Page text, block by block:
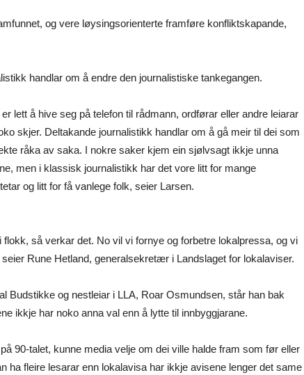
og vere løysingsorienterte framføre konfliktskapande,
handlar om å endre den journalistiske tankegangen.
lett å hive seg på telefon til rådmann, ordførar eller andre leiarar
skjer. Deltakande journalistikk handlar om å gå meir til dei som
råka av saka. I nokre saker kjem ein sjølvsagt ikkje unna
men i klassisk journalistikk har det vore litt for mange
og litt for få vanlege folk, seier Larsen.
så verkar det. No vil vi fornye og forbetre lokalpressa, og vi
Rune Hetland, generalsekretær i Landslaget for lokalaviser.
Budstikke og nestleiar i LLA, Roar Osmundsen, står han bak
ikkje har noko anna val enn å lytte til innbyggjarane.
90-talet, kunne media velje om dei ville halde fram som før eller
ha fleire lesarar enn lokalavisa har ikkje avisene lenger det same